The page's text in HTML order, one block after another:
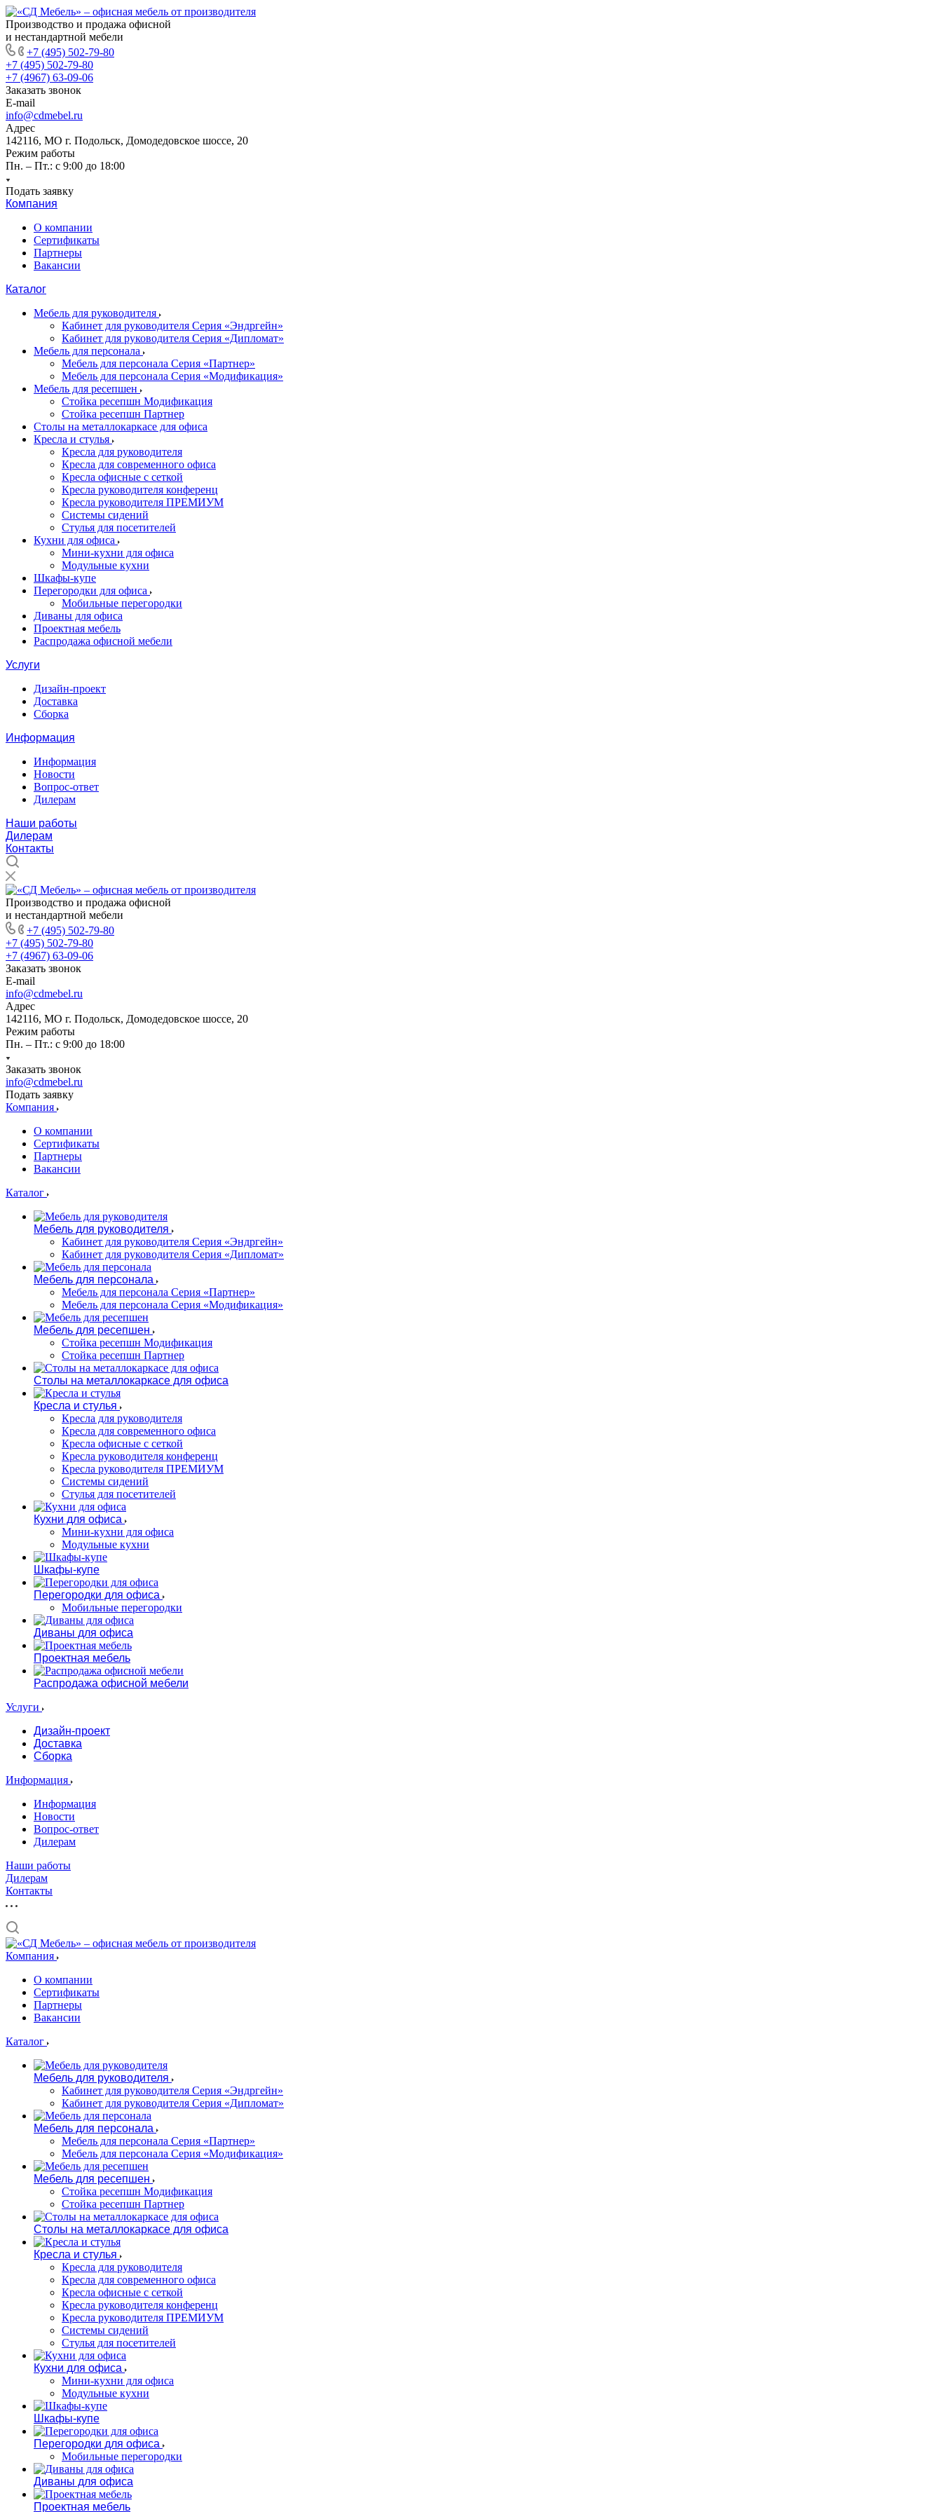
Производство и продажа офисной
и нестандартной мебели
+7 (495) 502-79-80
+7 (495) 502-79-80
+7 (4967) 63-09-06
Заказать звонок
E-mail
info@cdmebel.ru
Адрес
142116, МО г. Подольск, Домодедовское шоссе, 20
Режим работы
Пн. – Пт.: с 9:00 до 18:00
Подать заявку
Компания
О компании
Сертификаты
Партнеры
Вакансии
Каталог
Мебель для руководителя
Кабинет для руководителя Серия «Эндргейн»
Кабинет для руководителя Серия «Дипломат»
Мебель для персонала
Мебель для персонала Серия «Партнер»
Мебель для персонала Серия «Модификация»
Мебель для ресепшен
Стойка ресепшн Модификация
Стойка ресепшн Партнер
Столы на металлокаркасе для офиса
Кресла и стулья
Кресла для руководителя
Кресла для современного офиса
Кресла офисные с сеткой
Кресла руководителя конференц
Кресла руководителя ПРЕМИУМ
Системы сидений
Стулья для посетителей
Кухни для офиса
Мини-кухни для офиса
Модульные кухни
Шкафы-купе
Перегородки для офиса
Мобильные перегородки
Диваны для офиса
Проектная мебель
Распродажа офисной мебели
Услуги
Дизайн-проект
Доставка
Сборка
Информация
Информация
Новости
Вопрос-ответ
Дилерам
Наши работы
Дилерам
Контакты
Производство и продажа офисной
и нестандартной мебели
+7 (495) 502-79-80
+7 (495) 502-79-80
+7 (4967) 63-09-06
Заказать звонок
E-mail
info@cdmebel.ru
Адрес
142116, МО г. Подольск, Домодедовское шоссе, 20
Режим работы
Пн. – Пт.: с 9:00 до 18:00
Заказать звонок
info@cdmebel.ru
Подать заявку
Компания
О компании
Сертификаты
Партнеры
Вакансии
Каталог
Мебель для руководителя
Кабинет для руководителя Серия «Эндргейн»
Кабинет для руководителя Серия «Дипломат»
Мебель для персонала
Мебель для персонала Серия «Партнер»
Мебель для персонала Серия «Модификация»
Мебель для ресепшен
Стойка ресепшн Модификация
Стойка ресепшн Партнер
Столы на металлокаркасе для офиса
Кресла и стулья
Кресла для руководителя
Кресла для современного офиса
Кресла офисные с сеткой
Кресла руководителя конференц
Кресла руководителя ПРЕМИУМ
Системы сидений
Стулья для посетителей
Кухни для офиса
Мини-кухни для офиса
Модульные кухни
Шкафы-купе
Перегородки для офиса
Мобильные перегородки
Диваны для офиса
Проектная мебель
Распродажа офисной мебели
Услуги
Дизайн-проект
Доставка
Сборка
Информация
Информация
Новости
Вопрос-ответ
Дилерам
Наши работы
Дилерам
Контакты
Компания
О компании
Сертификаты
Партнеры
Вакансии
Каталог
Мебель для руководителя
Кабинет для руководителя Серия «Эндргейн»
Кабинет для руководителя Серия «Дипломат»
Мебель для персонала
Мебель для персонала Серия «Партнер»
Мебель для персонала Серия «Модификация»
Мебель для ресепшен
Стойка ресепшн Модификация
Стойка ресепшн Партнер
Столы на металлокаркасе для офиса
Кресла и стулья
Кресла для руководителя
Кресла для современного офиса
Кресла офисные с сеткой
Кресла руководителя конференц
Кресла руководителя ПРЕМИУМ
Системы сидений
Стулья для посетителей
Кухни для офиса
Мини-кухни для офиса
Модульные кухни
Шкафы-купе
Перегородки для офиса
Мобильные перегородки
Диваны для офиса
Проектная мебель